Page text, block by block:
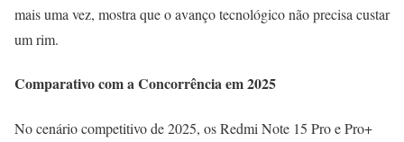
mais uma vez, mostra que o avanço tecnológico não precisa custar
um rim.
Comparativo com a Concorrência em 2025
No cenário competitivo de 2025, os Redmi Note 15 Pro e Pro+